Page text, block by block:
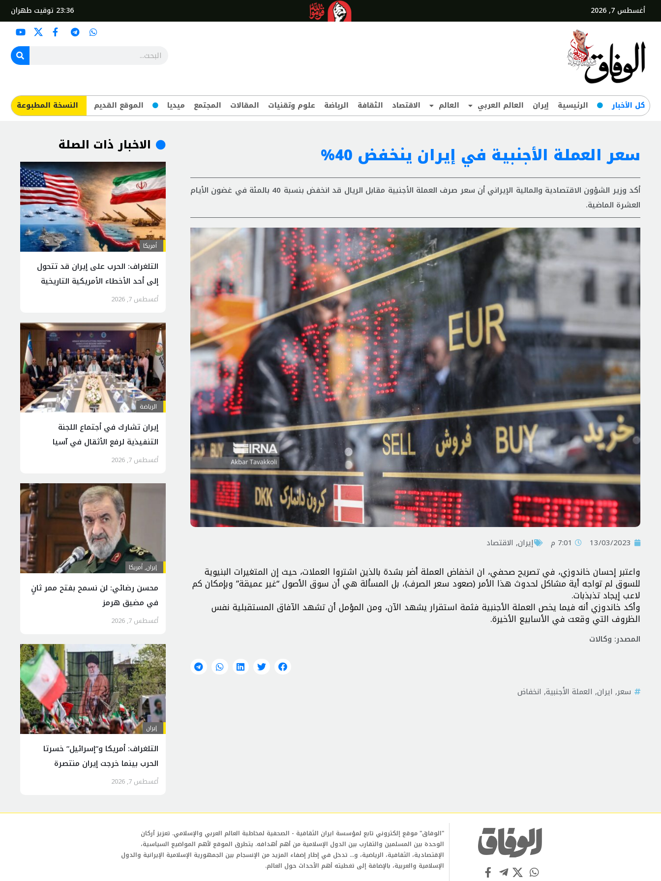
أغسطس 7, 2026 23:36 توقيت طهران
کل‌ الأخبار الرئيسية إيران العالم العربي العالم الاقتصاد الثقافة الرياضة علوم وتقنيات المقالات المجتمع ميديا الموقع القديم ​النسخة المطبوعة
سعر العملة الأجنبية في إيران ينخفض 40%
أكد وزير الشؤون الاقتصادية والمالية الإيراني أن سعر صرف العملة الأجنبية مقابل الريال قد انخفض بنسبة 40 بالمئة في غضون الأيام
العشرة الماضية.
13/03/2023 7:01 م إيران, الاقتصاد
واعتبر إحسان خاندوزي، في تصريح صحفي، ان انخفاض العملة أضر بشدة بالذين اشتروا العملات، حيث إن المتغيرات البنيوية
للسوق لم تواجه أية مشاكل لحدوث هذا الأمر (صعود سعر الصرف)، بل المسألة هي أن سوق الأصول “غير عميقة” وبإمكان كم
لاعب إيجاد تذبذبات.
وأكد خاندوزي أنه فيما يخص العملة الأجنبية فثمة استقرار يشهد الآن، ومن المؤمل أن تشهد الآفاق المستقبلية نفس
الظروف التي وقعت في الأسابيع الأخيرة.
المصدر: وكالات
سعر, ايران, العملة الأجنبية, انخفاض
الاخبار ذات الصلة
أمريكا
التلغراف: الحرب على إيران قد تتحول
إلى أحد الأخطاء الأمريكية التاريخية
أغسطس 7, 2026
الرياضة
إيران تشارك في أجتماع اللجنة
التنفيذية لرفع الأثقال في آسيا
أغسطس 7, 2026
إيران,أمريكا
محسن رضائي: لن نسمح بفتح ممر ثانٍ
في مضيق هرمز
أغسطس 7, 2026
إيران
التلغراف: أمريكا و”إسرائيل” خسرتا
الحرب بينما خرجت إيران منتصرة
أغسطس 7, 2026
"الوفاق" موقع إلكتروني تابع لمؤسسة ايران الثقافية - الصحفية لمخاطبة العالم العربي والإسلامي. تعزيز أركان
الوحدة بين المسلمين والتقارب بين الدول الإسلامية من أهم أهدافه. يتطرق الموقع لأهم المواضيع السياسية،
الإقتصادية، الثقافية، الرياضية، و... تدخل في إطار إضفاء المزيد من الإنسجام بين الجمهورية الإسلامية الإيرانية والدول
الإسلامية والعربية، بالإضافة إلى تغطيته أهم الأحداث حول العالم.